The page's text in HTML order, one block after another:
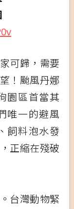
可歸，需要
！颱風丹娜
園區首當其
唯一的避風
飼料泡水發
正縮在殘破
台灣動物緊